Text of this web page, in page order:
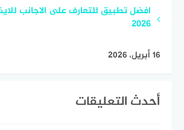
افضل تطبيق للتعارف على الاجانب
2026
16 أبريل، 2026
أحدث التعليقات